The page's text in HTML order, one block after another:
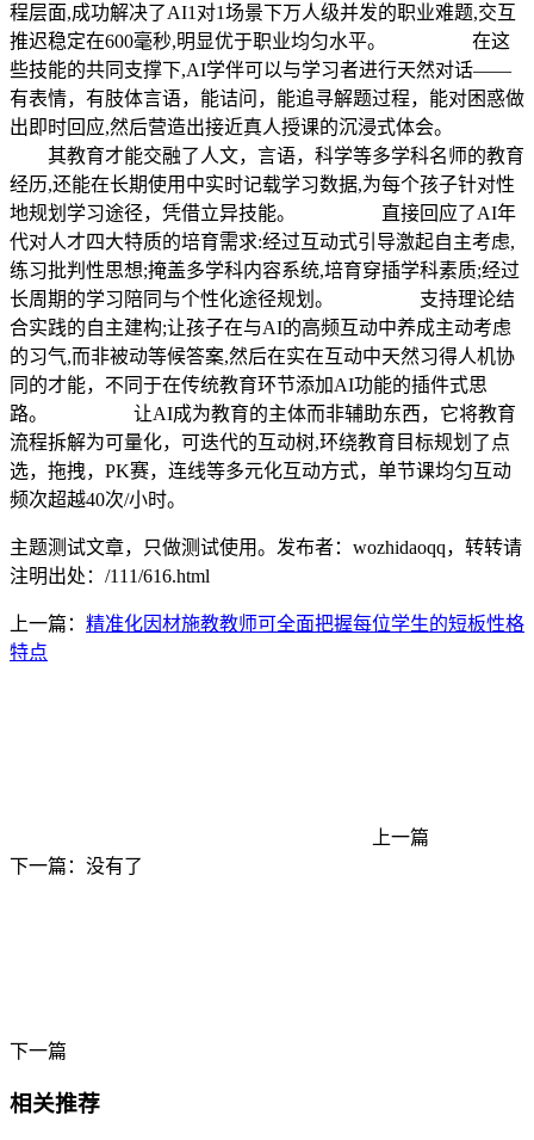
程层面,成功解决了AI1对1场景下万人级并发的职业难题,交互
推迟稳定在600毫秒,明显优于职业均匀水平。 在这
些技能的共同支撑下,AI学伴可以与学习者进行天然对话——
有表情，有肢体言语，能诘问，能追寻解题过程，能对困惑做
出即时回应,然后营造出接近真人授课的沉浸式体会。
其教育才能交融了人文，言语，科学等多学科名师的教育
经历,还能在长期使用中实时记载学习数据,为每个孩子针对性
地规划学习途径，凭借立异技能。 直接回应了AI年
代对人才四大特质的培育需求:经过互动式引导激起自主考虑,
练习批判性思想;掩盖多学科内容系统,培育穿插学科素质;经过
长周期的学习陪同与个性化途径规划。 支持理论结
合实践的自主建构;让孩子在与AI的高频互动中养成主动考虑
的习气,而非被动等候答案,然后在实在互动中天然习得人机协
同的才能，不同于在传统教育环节添加AI功能的插件式思
路。 让AI成为教育的主体而非辅助东西，它将教育
流程拆解为可量化，可迭代的互动树,环绕教育目标规划了点
选，拖拽，PK赛，连线等多元化互动方式，单节课均匀互动
频次超越40次/小时。
主题测试文章，只做测试使用。发布者：wozhidaoqq，转转请
注明出处： /111/616.html
上一篇： 精准化因材施教教师可全面把握每位学生的短板性格
特点
上一篇
下一篇：没有了
下一篇
相关推荐